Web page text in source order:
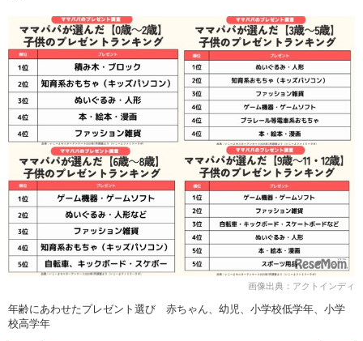
画像出典：アクトインディ
年齢にあわせたプレゼント選び 赤ちゃん、幼児、小学校低学年、小学
校高学年